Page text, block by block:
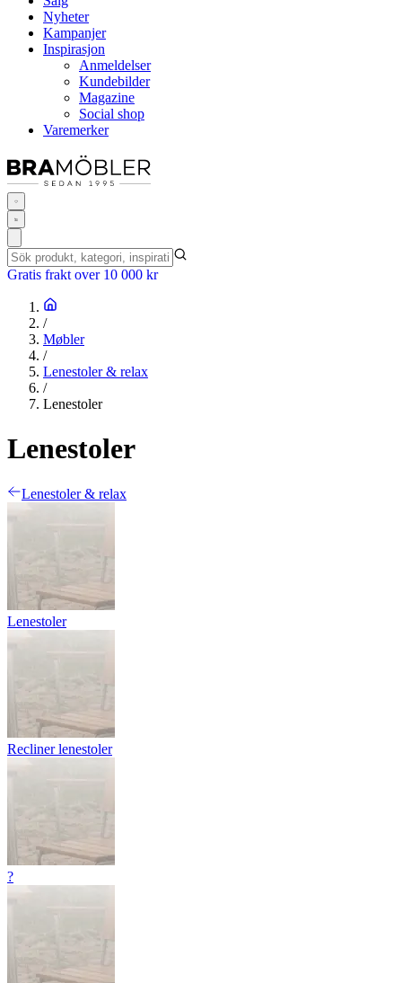
Nyheter
Kampanjer
Inspirasjon
Anmeldelser
Kundebilder
Magazine
Social shop
Varemerker
Gratis frakt over 10 000 kr
/
Møbler
/
Lenestoler & relax
/
Lenestoler
Lenestoler
Lenestoler & relax
Lenestoler
Recliner lenestoler
?